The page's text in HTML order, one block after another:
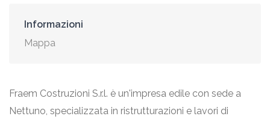
Informazioni
Mappa
Fraem Costruzioni S.r.l. è un'impresa edile con sede a
Nettuno, specializzata in ristrutturazioni e lavori di